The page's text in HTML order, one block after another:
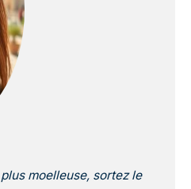
moelleuse, sortez le